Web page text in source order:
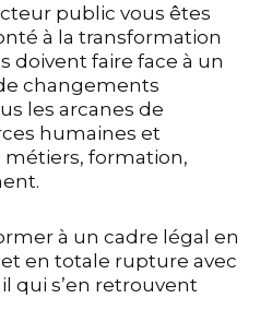
public vous êtes
à la transformation
doivent faire face à un
changements
les arcanes de
humaines et
métiers, formation,
à un cadre légal en
en totale rupture avec
qui s’en retrouvent